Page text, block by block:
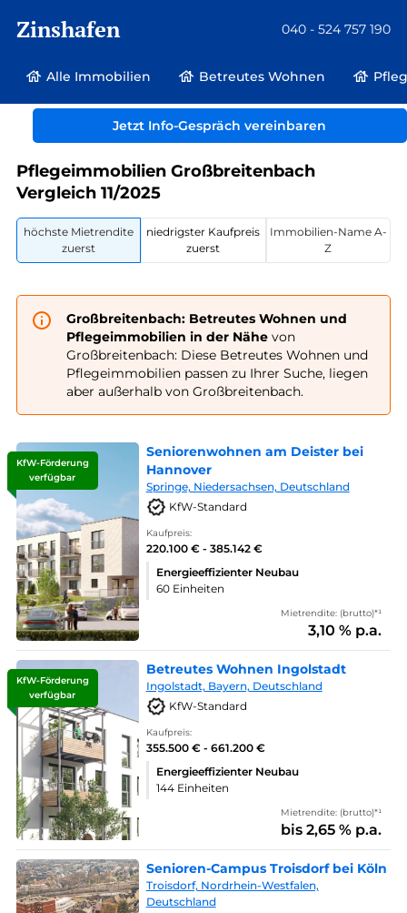
Zinshafen 040 - 524 757 190
Alle Immobilien Betreutes Wohnen
Jetzt Info-Gespräch vereinbaren
Betreutes Wohnen und Pflegeimmobilien Deutschland
Pflegeimmobilien Großbreitenbach
Vergleich 11/2025
höchste Mietrendite
zuerst
niedrigster Kaufpreis
zuerst
Immobilien-Name A-
Z
Großbreitenbach: Betreutes Wohnen und
Pflegeimmobilien in der Nähevon
Großbreitenbach: Diese Betreutes Wohnen und
Pflegeimmobilien passen zu Ihrer Suche, liegen
aber außerhalb von Großbreitenbach.
KfW-Förderung
verfügbar
Seniorenwohnen am Deister bei
Hannover
Springe, Niedersachsen, Deutschland
KfW-Standard
Kaufpreis:
220.100 € - 385.142 €
Energieeffizienter Neubau
60 Einheiten
Mietrendite: (brutto)*¹
3,10 % p.a.
KfW-Förderung
verfügbar
Betreutes Wohnen Ingolstadt
Ingolstadt, Bayern, Deutschland
KfW-Standard
Kaufpreis:
355.500 € - 661.200 €
Energieeffizienter Neubau
144 Einheiten
Mietrendite: (brutto)*¹
bis 2,65 % p.a.
Senioren-Campus Troisdorf bei Köln
Troisdorf, Nordrhein-Westfalen,
Deutschland